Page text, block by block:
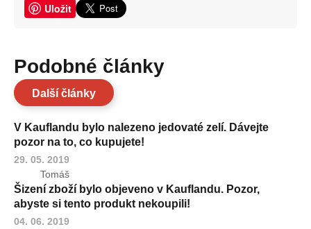
Uložit
Podobné články
Další články
V Kauflandu bylo nalezeno jedovaté zelí. Dávejte
pozor na to, co kupujete!
29. 05. 2019
Tomáš
Šizení zboží bylo objeveno v Kauflandu. Pozor,
abyste si tento produkt nekoupili!
04. 06. 2019